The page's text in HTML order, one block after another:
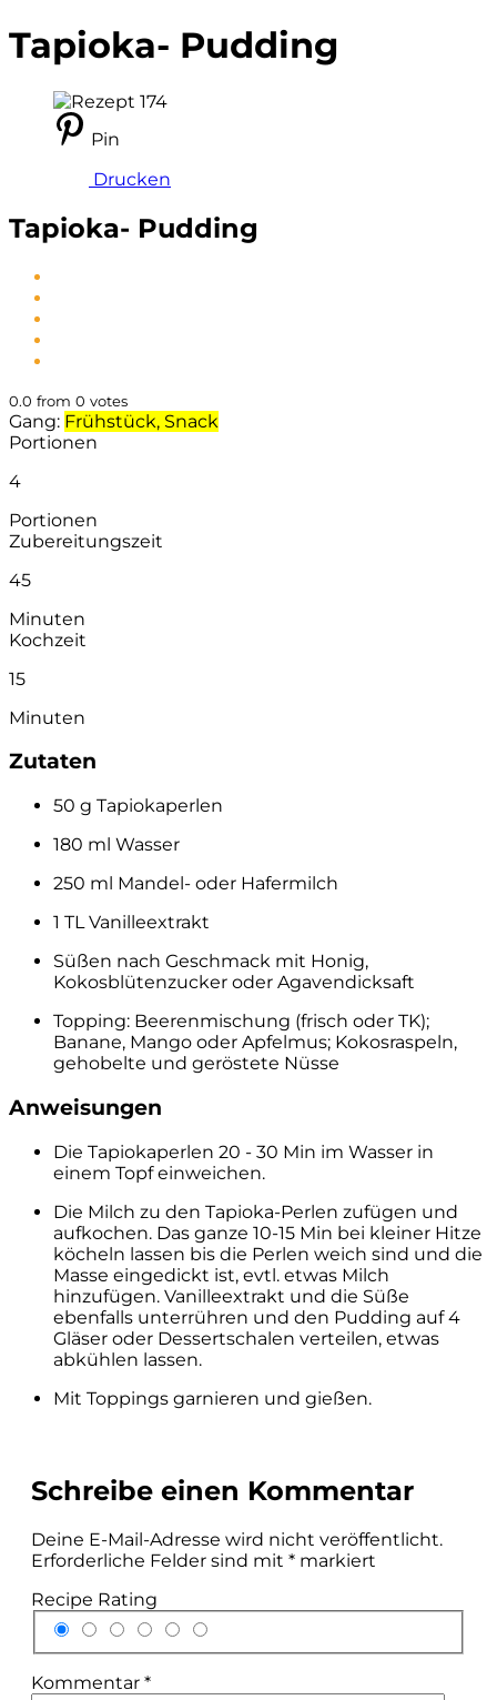
Tapioka- Pudding
Pin
Drucken
Tapioka- Pudding
0.0 from 0 votes
Gang: Frühstück, Snack
Portionen
4
Portionen
Zubereitungszeit
45
Minuten
Kochzeit
15
Minuten
Zutaten
50 g Tapiokaperlen
180 ml Wasser
250 ml Mandel- oder Hafermilch
1 TL Vanilleextrakt
Süßen nach Geschmack mit Honig,
Kokosblütenzucker oder Agavendicksaft
Topping: Beerenmischung (frisch oder TK);
Banane, Mango oder Apfelmus; Kokosraspeln,
gehobelte und geröstete Nüsse
Anweisungen
Die Tapiokaperlen 20 - 30 Min im Wasser in
einem Topf einweichen.
Die Milch zu den Tapioka-Perlen zufügen und
aufkochen. Das ganze 10-15 Min bei kleiner Hitze
köcheln lassen bis die Perlen weich sind und die
Masse eingedickt ist, evtl. etwas Milch
hinzufügen. Vanilleextrakt und die Süße
ebenfalls unterrühren und den Pudding auf 4
Gläser oder Dessertschalen verteilen, etwas
abkühlen lassen.
Mit Toppings garnieren und gießen.
Schreibe einen Kommentar
Deine E-Mail-Adresse wird nicht veröffentlicht.
Erforderliche Felder sind mit * markiert
Recipe Rating
Kommentar *